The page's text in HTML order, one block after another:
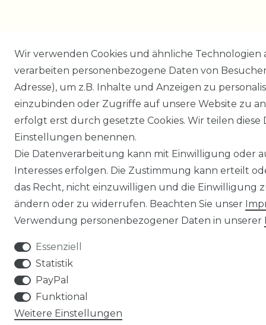
Wir verwenden Cookies und ähnliche
verarbeiten personenbezogene Daten von
Adresse), um z.B. Inhalte und Anzeigen zu
einzubinden oder Zugriffe auf unsere Website zu
erfolgt erst durch gesetzte Cookies. Wir teilen
Einstellungen benennen.
Die Datenverarbeitung kann mit Einwilligung oder
Interesses erfolgen. Die Zustimmung kann erteilt
das Recht, nicht einzuwilligen und die Einwilligung
ändern oder zu widerrufen. Beachten Sie unser
Verwendung personenbezogener Daten in unserer
Essenziell
Statistik
PayPal
Funktional
Weitere Einstellungen